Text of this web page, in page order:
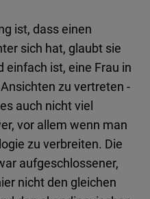
ist, dass einen
sich hat, glaubt sie
einfach ist, eine Frau in
zu vertreten -
auch nicht viel
vor allem wenn man
zu verbreiten. Die
aufgeschlossener,
nicht den gleichen